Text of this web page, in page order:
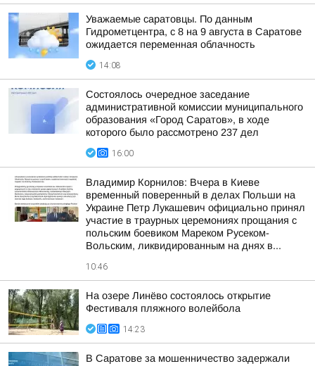
Уважаемые саратовцы. По данным
Гидрометцентра, с 8 на 9 августа в Саратове
ожидается переменная облачность
14:08
Состоялось очередное заседание
административной комиссии муниципального
образования «Город Саратов», в ходе
которого было рассмотрено 237 дел
16:00
Владимир Корнилов: Вчера в Киеве
временный поверенный в делах Польши на
Украине Петр Лукашевич официально принял
участие в траурных церемониях прощания с
польским боевиком Мареком Русеком-
Вольским, ликвидированным на днях в...
10:46
На озере Линёво состоялось открытие
Фестиваля пляжного волейбола
14:23
В Саратове за мошенничество задержали